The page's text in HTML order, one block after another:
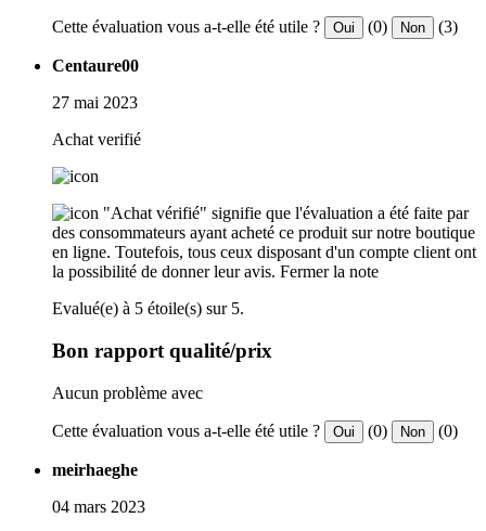
Cette évaluation vous a-t-elle été utile ? Oui (0) Non (3)
Centaure00
27 mai 2023
Achat verifié
"Achat vérifié" signifie que l'évaluation a été faite par
des consommateurs ayant acheté ce produit sur notre boutique
en ligne. Toutefois, tous ceux disposant d'un compte client ont
la possibilité de donner leur avis. Fermer la note
Evalué(e) à 5 étoile(s) sur 5.
Bon rapport qualité/prix
Aucun problème avec
Cette évaluation vous a-t-elle été utile ? Oui (0) Non (0)
meirhaeghe
04 mars 2023